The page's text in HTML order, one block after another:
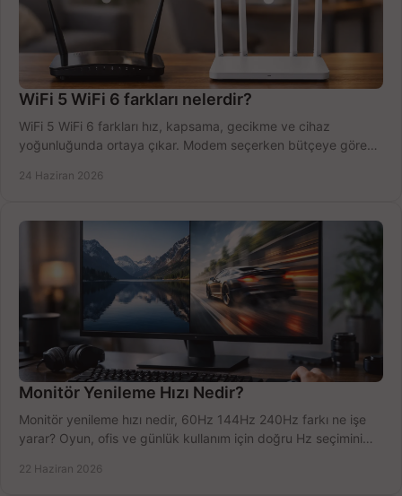
WiFi 5 WiFi 6 farkları nelerdir?
WiFi 5 WiFi 6 farkları hız, kapsama, gecikme ve cihaz
yoğunluğunda ortaya çıkar. Modem seçerken bütçeye göre
24 Haziran 2026
Monitör Yenileme Hızı Nedir?
Monitör yenileme hızı nedir, 60Hz 144Hz 240Hz farkı ne işe
yarar? Oyun, ofis ve günlük kullanım için doğru Hz seçimini
22 Haziran 2026